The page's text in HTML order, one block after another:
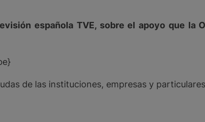
española TVE, sobre el apoyo que la
de las instituciones, empresas y